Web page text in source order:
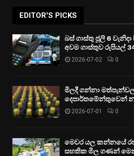
EDITOR'S PICKS
බස් ගාස්තු ජූලි 6
අවම ගාස්තුව රුපියල්
2026-07-02 0
මිලදී ගන්නා මත්පැන්වල
දෙපාර්තමේන්තුවෙන්
2026-07-01 0
මෙවර යල කන්නයේ
සහතික මිල ගණන්